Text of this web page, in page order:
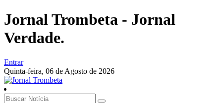
Jornal Trombeta - Jornal
Verdade.
Entrar
Quinta-feira, 06 de Agosto de 2026